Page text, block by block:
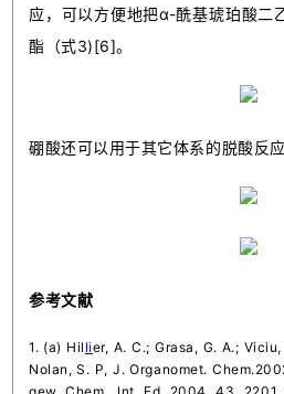
应，可以方便地把α-酰基琥珀酸二
酯（式3)[6]。
硼酸还可以用于其它体系的脱酸反
参考文献
1. (a) Hil lier, A. C.; Grasa, G. A.;
Nolan, S. P, J. Organomet. Chem.